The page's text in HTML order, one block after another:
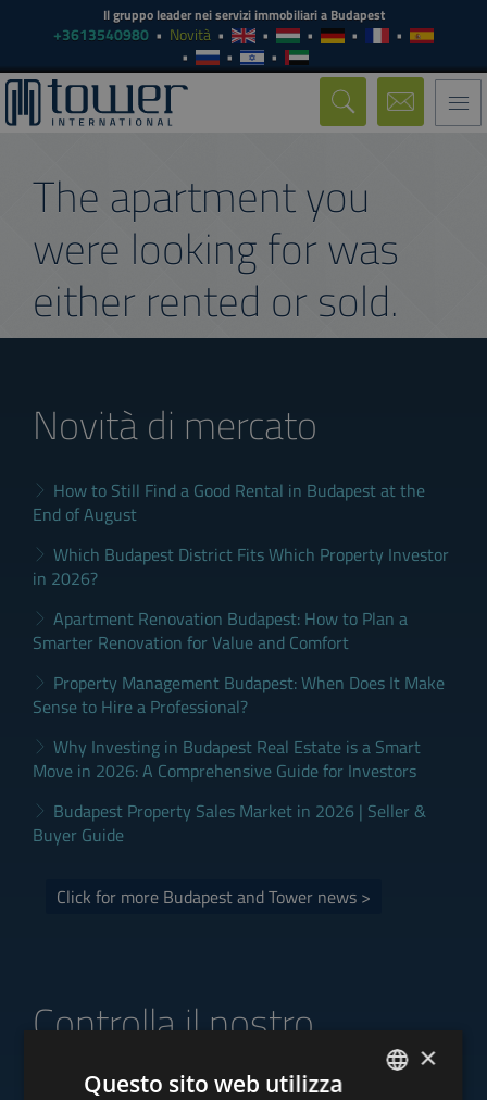
Il gruppo leader nei servizi immobiliari a Budapest
+3613540980 Novità
The apartment you
were looking for was
either rented or sold.
Novità di mercato
How to Still Find a Good Rental in Budapest at the
End of August
Which Budapest District Fits Which Property Investor
in 2026?
Apartment Renovation Budapest: How to Plan a
Smarter Renovation for Value and Comfort
Property Management Budapest: When Does It Make
Sense to Hire a Professional?
Why Investing in Budapest Real Estate is a Smart
Move in 2026: A Comprehensive Guide for Investors
Budapest Property Sales Market in 2026 | Seller &
Buyer Guide
Click for more Budapest and Tower news >
Controlla il nostro
portafoglio di offerte ×
Questo sito web utilizza